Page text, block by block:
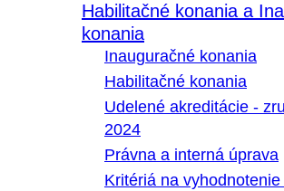
Habilitačné konania a
konania
Inauguračné konania
Habilitačné konania
Udelené akreditácie -
2024
Právna a interná úprava
Kritériá na